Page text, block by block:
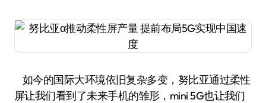
如今的国际大环境依旧复杂多变，努比亚通过柔性
屏让我们看到了未来手机的雏形，mini 5G也让我们